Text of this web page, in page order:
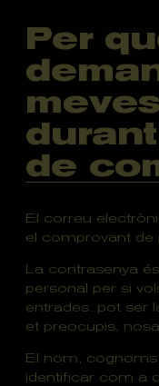
Per
de
El correu
el comprovant de
La contrasenya
personal per si
entrades: pot ser
et preocupis,
El nom, cognoms
identificar com a